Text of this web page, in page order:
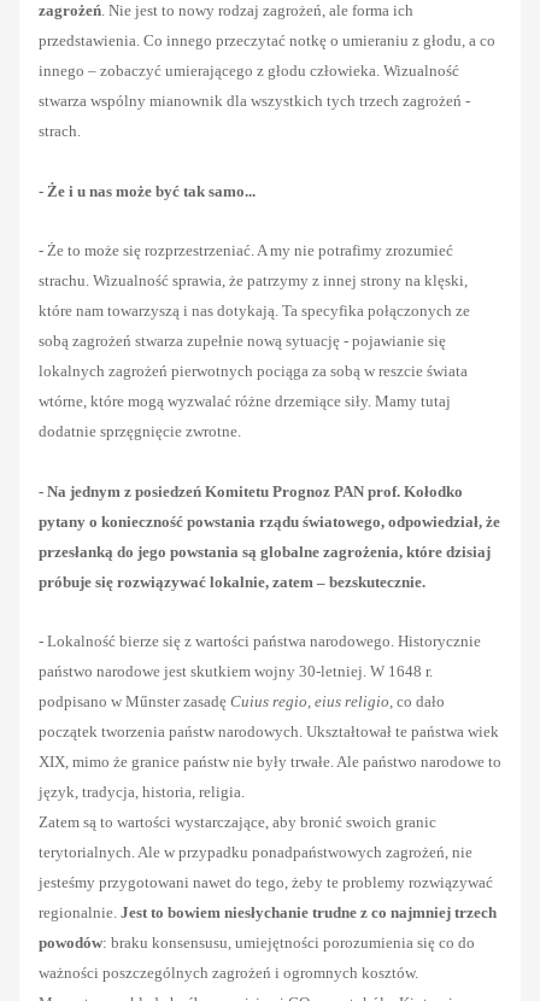
zagrożeń. Nie jest to nowy rodzaj zagrożeń, ale forma ich
przedstawienia. Co innego przeczytać notkę o umieraniu z głodu, a co
innego – zobaczyć umierającego z głodu człowieka. Wizualność
stwarza wspólny mianownik dla wszystkich tych trzech zagrożeń -
strach.
- Że i u nas może być tak samo...
- Że to może się rozprzestrzeniać. A my nie potrafimy zrozumieć
strachu. Wizualność sprawia, że patrzymy z innej strony na klęski,
które nam towarzyszą i nas dotykają. Ta specyfika połączonych ze
sobą zagrożeń stwarza zupełnie nową sytuację - pojawianie się
lokalnych zagrożeń pierwotnych pociąga za sobą w reszcie świata
wtórne, które mogą wyzwalać różne drzemiące siły. Mamy tutaj
dodatnie sprzęgnięcie zwrotne.
- Na jednym z posiedzeń Komitetu Prognoz PAN prof. Kołodko
pytany o konieczność powstania rządu światowego, odpowiedział, że
przesłanką do jego powstania są globalne zagrożenia, które dzisiaj
próbuje się rozwiązywać lokalnie, zatem – bezskutecznie.
- Lokalność bierze się z wartości państwa narodowego. Historycznie
państwo narodowe jest skutkiem wojny 30-letniej. W 1648 r.
podpisano w Műnster zasadę Cuius regio, eius religio, co dało
początek tworzenia państw narodowych. Ukształtował te państwa wiek
XIX, mimo że granice państw nie były trwałe. Ale państwo narodowe to
język, tradycja, historia, religia.
Zatem są to wartości wystarczające, aby bronić swoich granic
terytorialnych. Ale w przypadku ponadpaństwowych zagrożeń, nie
jesteśmy przygotowani nawet do tego, żeby te problemy rozwiązywać
regionalnie. Jest to bowiem niesłychanie trudne z co najmniej trzech
powodów: braku konsensusu, umiejętności porozumienia się co do
ważności poszczególnych zagrożeń i ogromnych kosztów.